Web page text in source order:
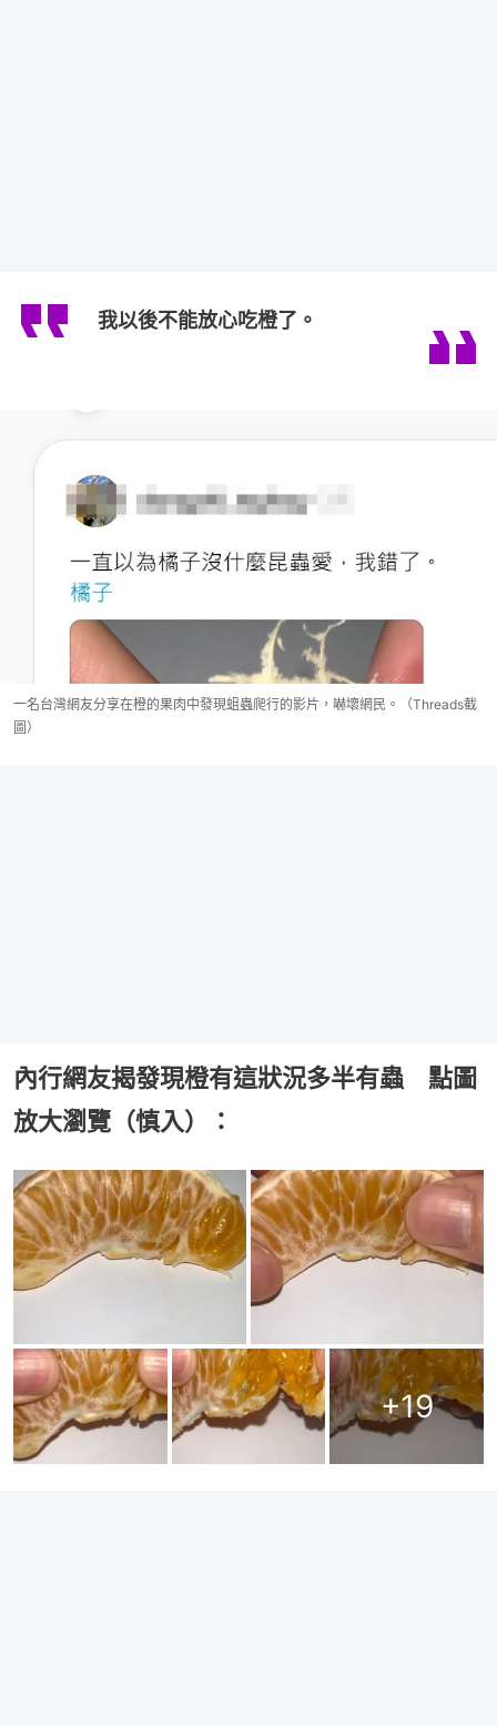
我以後不能放心吃橙了。
一名台灣網友分享在橙的果肉中發現蛆蟲爬行的影片，嚇壞網民。（Threads截
圖）
內行網友揭發現橙有這狀況多半有蟲 點圖
放大瀏覽（慎入）：
+19